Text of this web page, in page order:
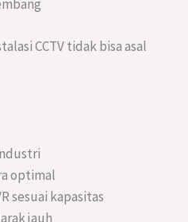
CCTV tidak bisa asal
optimal
sesuai kapasitas
jauh